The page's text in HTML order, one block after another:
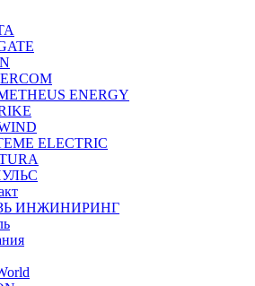
ENERGY
ELECTRIC
ИНЖИНИРИНГ